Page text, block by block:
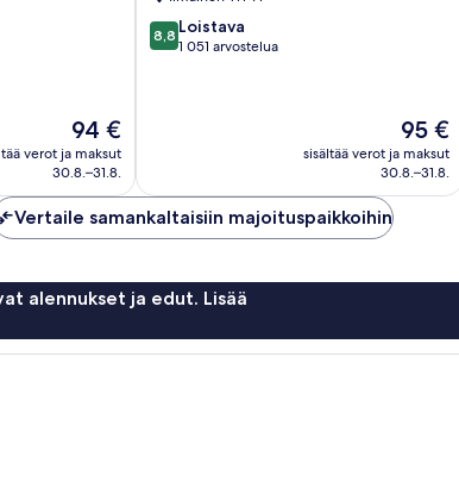
Hinta
on
94 €
94 €
verot ja maksut
30.8.–31.8.
8.8
kautta
8,8 Loistava
1 051 arvostelua
Hinta
on
95 €
95 €
sisältää verot ja maksut
30.8.–31.8.
Vertaile samankaltaisiin majoituspaikkoihin
alennukset ja edut. Lisää